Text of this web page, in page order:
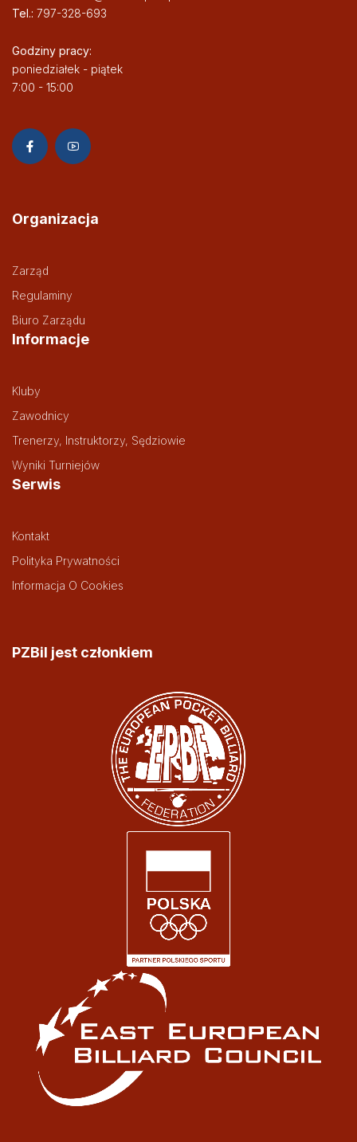
Tel.: 797-328-693
Godziny pracy:
poniedziałek - piątek
7:00 - 15:00
Organizacja
Zarząd
Regulaminy
Biuro Zarządu
Informacje
Kluby
Zawodnicy
Trenerzy, Instruktorzy, Sędziowie
Wyniki Turniejów
Serwis
Kontakt
Polityka Prywatności
Informacja O Cookies
PZBil jest członkiem